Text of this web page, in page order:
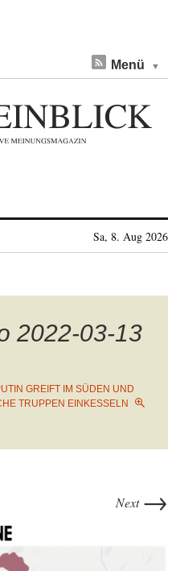
Menü
Sa, 8. Aug 2026
2022-03-13
GREIFT IM SÜDEN UND
TRUPPEN EINKESSELN
Next →